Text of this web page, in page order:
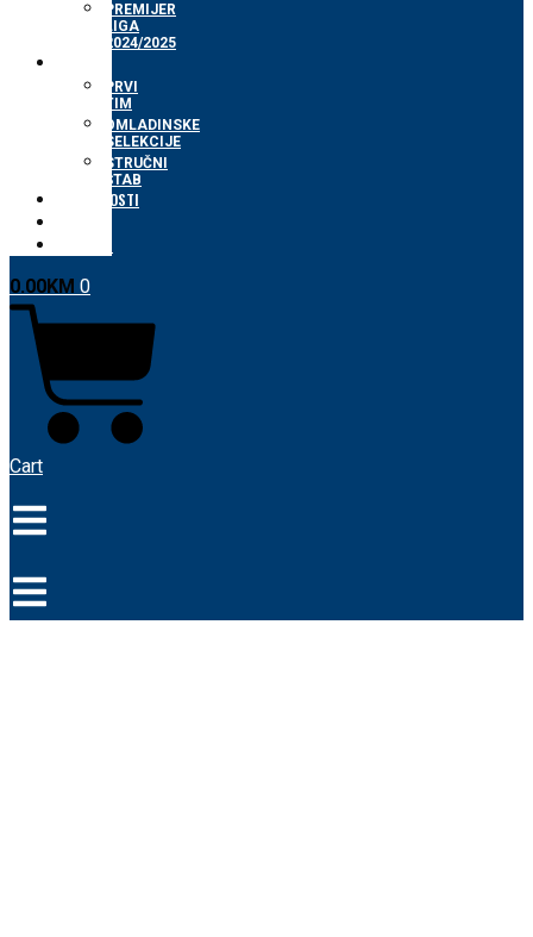
PREMIJER
LIGA
2024/2025
PRVI
TIM
OMLADINSKE
SELEKCIJE
STRUČNI
ŠTAB
AKTUELNOSTI
0.00KM 0
Cart